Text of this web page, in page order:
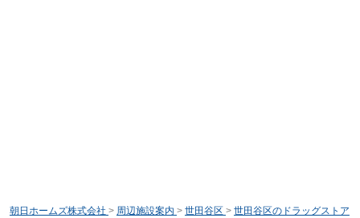
朝日ホームズ株式会社 > 周辺施設案内 > 世田谷区 > 世田谷区のドラッグストア